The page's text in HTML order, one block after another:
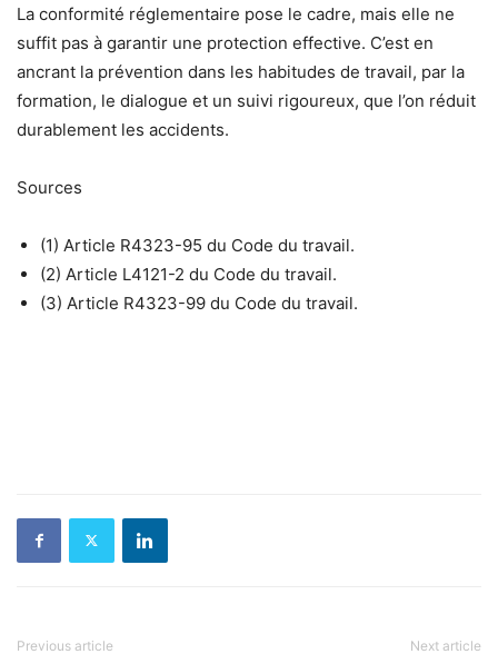
La conformité réglementaire pose le cadre, mais elle ne
suffit pas à garantir une protection effective. C’est en
ancrant la prévention dans les habitudes de travail, par la
formation, le dialogue et un suivi rigoureux, que l’on réduit
durablement les accidents.
Sources
(1) Article R4323-95 du Code du travail.
(2) Article L4121-2 du Code du travail.
(3) Article R4323-99 du Code du travail.
Previous article Next article